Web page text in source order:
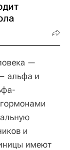
—
альфа и
и
имеют